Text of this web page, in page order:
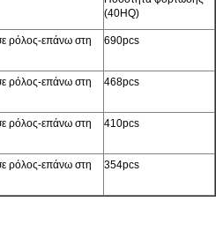
(40HQ)
ρόλος-επάνω στη
690pcs
ρόλος-επάνω στη
468pcs
ρόλος-επάνω στη
410pcs
ρόλος-επάνω στη
354pcs